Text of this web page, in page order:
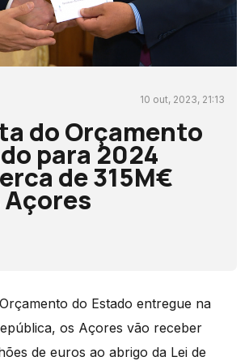
10 out, 2023, 21:13
do Orçamento
para 2024
de 315M€
Açores
do Estado entregue na
os Açores vão receber
de euros ao abrigo da Lei de